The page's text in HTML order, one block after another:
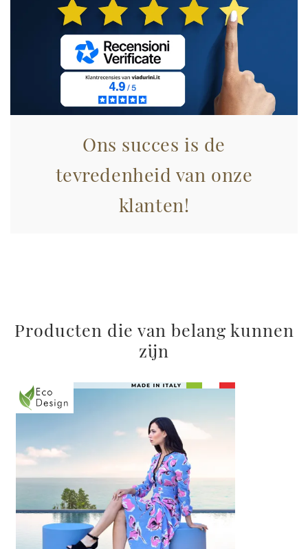
annunci, per fornire funzionalità dei social media e per
analizzare il nostro traffico. Condividiamo inoltre
informazioni sul modo in cui utilizza il nostro sito con i
nostri partner che si occupano di analisi dei dati web,
pubblicità e social media, i quali potrebbero combinarle
con altre informazioni che ha fornito loro o che hanno
raccolto dal suo utilizzo dei loro servizi.
Ons succes is de
tevredenheid van onze
klanten!
Producten die van belang kunnen
zijn